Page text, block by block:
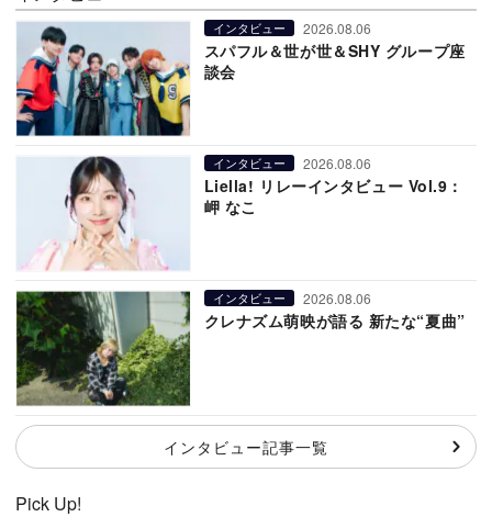
インタビュー 2026.08.06
スパフル＆世が世＆SHY グループ座
談会
インタビュー 2026.08.06
Liella! リレーインタビュー Vol.9：
岬 なこ
インタビュー 2026.08.06
クレナズム萌映が語る 新たな“夏曲”
インタビュー記事一覧
Pick Up!